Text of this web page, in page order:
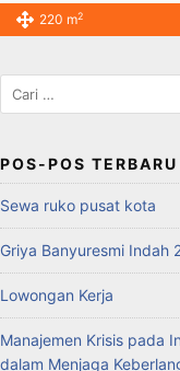
220 m2
Cari
untuk:
POS-POS TERBARU
Sewa ruko pusat kota
Griya Banyuresmi Indah
Lowongan Kerja
Manajemen Krisis pada
dalam Menjaga